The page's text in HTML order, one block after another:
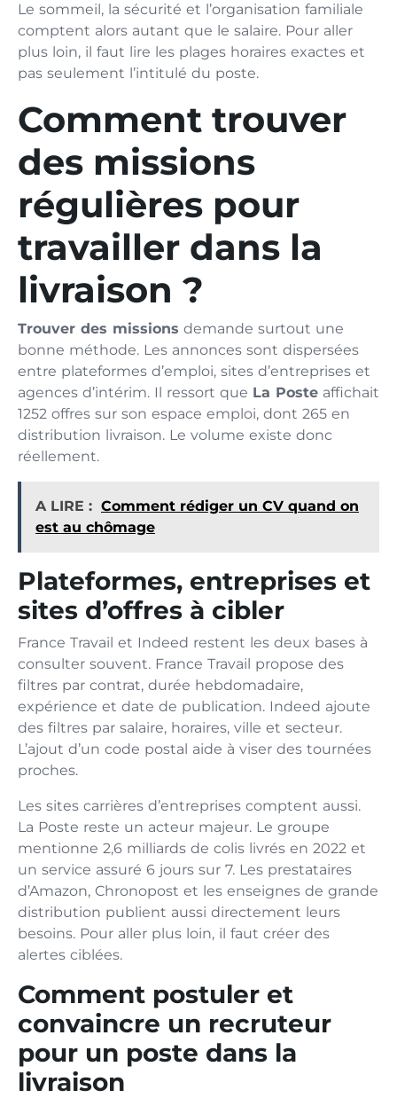
Le sommeil, la sécurité et l’organisation familiale
comptent alors autant que le salaire. Pour aller
plus loin, il faut lire les plages horaires exactes et
pas seulement l’intitulé du poste.
Comment trouver
des missions
régulières pour
travailler dans la
livraison ?
Trouver des missions demande surtout une
bonne méthode. Les annonces sont dispersées
entre plateformes d’emploi, sites d’entreprises et
agences d’intérim. Il ressort que La Poste affichait
1252 offres sur son espace emploi, dont 265 en
distribution livraison. Le volume existe donc
réellement.
A LIRE : Comment rédiger un CV quand on
est au chômage
Plateformes, entreprises et
sites d’offres à cibler
France Travail et Indeed restent les deux bases à
consulter souvent. France Travail propose des
filtres par contrat, durée hebdomadaire,
expérience et date de publication. Indeed ajoute
des filtres par salaire, horaires, ville et secteur.
L’ajout d’un code postal aide à viser des tournées
proches.
Les sites carrières d’entreprises comptent aussi.
La Poste reste un acteur majeur. Le groupe
mentionne 2,6 milliards de colis livrés en 2022 et
un service assuré 6 jours sur 7. Les prestataires
d’Amazon, Chronopost et les enseignes de grande
distribution publient aussi directement leurs
besoins. Pour aller plus loin, il faut créer des
alertes ciblées.
Comment postuler et
convaincre un recruteur
pour un poste dans la
livraison